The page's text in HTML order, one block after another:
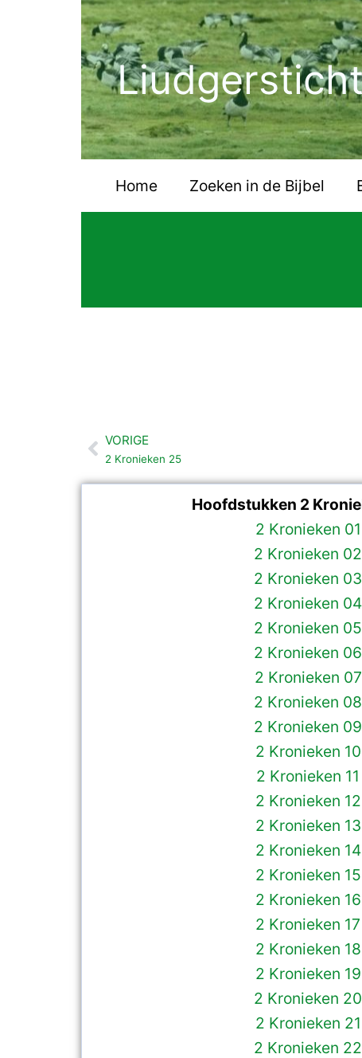
Home Zoeken in de Bijbel
Vorige
VORIGE
2 Kronieken 25
Hoofdstukken 2
2 Kronieken 01
2 Kronieken 02
2 Kronieken 03
2 Kronieken 04
2 Kronieken 05
2 Kronieken 06
2 Kronieken 07
2 Kronieken 08
2 Kronieken 09
2 Kronieken 10
2 Kronieken 11
2 Kronieken 12
2 Kronieken 13
2 Kronieken 14
2 Kronieken 15
2 Kronieken 16
2 Kronieken 17
2 Kronieken 18
2 Kronieken 19
2 Kronieken 20
2 Kronieken 21
2 Kronieken 22